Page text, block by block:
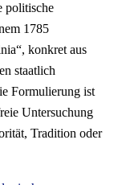
politische
1785
konkret aus
staatlich
Formulierung ist
Untersuchung
Tradition oder